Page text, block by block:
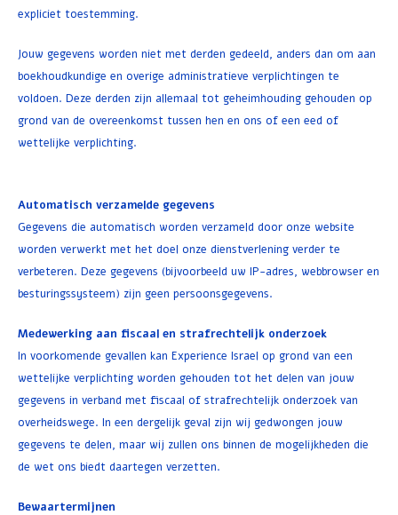
expliciet toestemming.
Jouw gegevens worden niet met derden gedeeld, anders dan om aan
boekhoudkundige en overige administratieve verplichtingen te
voldoen. Deze derden zijn allemaal tot geheimhouding gehouden op
grond van de overeenkomst tussen hen en ons of een eed of
wettelijke verplichting.
Automatisch verzamelde gegevens
Gegevens die automatisch worden verzameld door onze website
worden verwerkt met het doel onze dienstverlening verder te
verbeteren. Deze gegevens (bijvoorbeeld uw IP-adres, webbrowser en
besturingssysteem) zijn geen persoonsgegevens.
Medewerking aan fiscaal en strafrechtelijk onderzoek
In voorkomende gevallen kan Experience Israel op grond van een
wettelijke verplichting worden gehouden tot het delen van jouw
gegevens in verband met fiscaal of strafrechtelijk onderzoek van
overheidswege. In een dergelijk geval zijn wij gedwongen jouw
gegevens te delen, maar wij zullen ons binnen de mogelijkheden die
de wet ons biedt daartegen verzetten.
Bewaartermijnen